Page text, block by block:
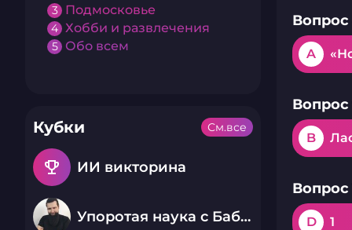
3 Подмосковье
4 Хобби и развлечения
5 Обо всем
Кубки
emoji_events ИИ викторина
Упоротая наука с Бабаем Лютым
См.все
Вопрос
A
Вопрос
B
Вопрос
D 1